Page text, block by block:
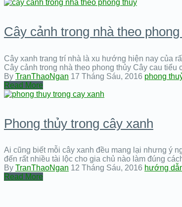
Cây cảnh trong nhà theo
Cây xanh trang trí nhà là xu hướng hiện nay của
Cây cảnh trong nhà theo phong thủy Cây cau
By TranThaoNgan 17 Tháng Sáu, 2016 phong
Read More
Phong thủy trong cây xanh
Ai cũng biết mỗi cây xanh đều mang lại nhưng ý
đến rất nhiều tài lộc cho gia chủ nào làm đúng
By TranThaoNgan 12 Tháng Sáu, 2016 hướng
Read More